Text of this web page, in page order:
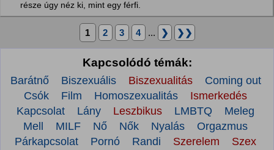
része úgy néz ki, mint egy férfi.
1 2 3 4 ... ❯ ❯❯
Kapcsolódó témák:
Barátnő Biszexuális Biszexualitás
Coming out
Csók
Film Homoszexualitás
Ismerkedés
Kapcsolat
Lány Leszbikus LMBTQ
Meleg
Mell
MILF Nő Nők Nyalás
Orgazmus
Párkapcsolat
Pornó Randi Szerelem
Szex